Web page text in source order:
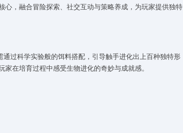
，融合冒险探索、社交互动与策略养成，为玩家提供独特
过科学实验般的饵料搭配，引导触手进化出上百种独特形
在培育过程中感受生物进化的奇妙与成就感。